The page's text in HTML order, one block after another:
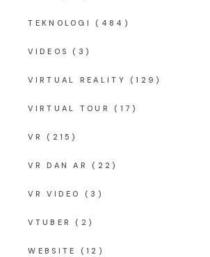
TEKNOLOGI (484)
VIDEOS (3)
VIRTUAL REALITY (129)
VIRTUAL TOUR (17)
VR (215)
VR DAN AR (22)
VR VIDEO (3)
VTUBER (2)
WEBSITE (12)